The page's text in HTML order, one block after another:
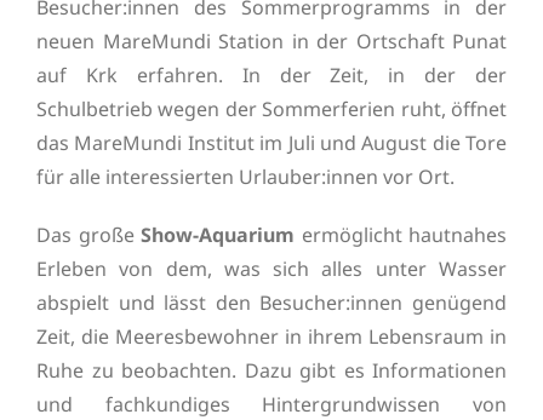
Besucher:innen des Sommerprogramms in der
neuen MareMundi Station in der Ortschaft Punat
auf Krk erfahren. In der Zeit, in der der
Schulbetrieb wegen der Sommerferien ruht, öffnet
das MareMundi Institut im Juli und August die Tore
für alle interessierten Urlauber:innen vor Ort.
Das große Show-Aquarium ermöglicht hautnahes
Erleben von dem, was sich alles unter Wasser
abspielt und lässt den Besucher:innen genügend
Zeit, die Meeresbewohner in ihrem Lebensraum in
Ruhe zu beobachten. Dazu gibt es Informationen
und fachkundiges Hintergrundwissen von